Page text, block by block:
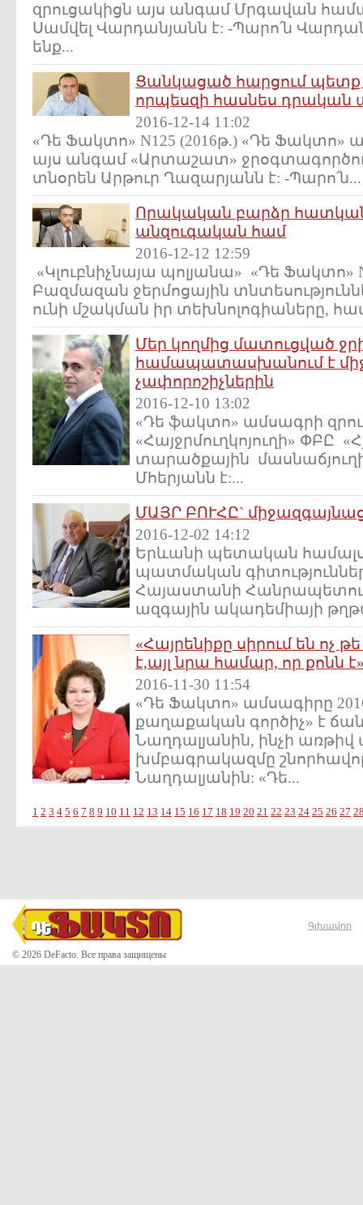
զրուցակիցն այս անգամ Մրգավան
Սամվել Վարդանյանն է: -Պարո՛ն
ենք...
Ցանկացած հարցում պետք
որպեսզի հասնես դրական
2016-12-14 11:02
«Դե Ֆակտո» N125 (2016թ.) «Դե Ֆակտո»
այս անգամ «Արտաշատ»
տնօրեն Արթուր Ղազարյանն է: -Պարո՛ն...
Որակական բարձր
անզուգական համ
2016-12-12 12:59
«Կլուբնիչնայա պոլյանա» «Դե Ֆակտո»
Բազմազան ջերմոցային
ունի մշակման իր տեխնոլոգիաները,
Մեր կողմից մատուցված
համապատասխանում է
չափորոշիչներին
2016-12-10 13:02
«Դե ֆակտո» ամսագրի
«Հայջրմուղկոյուղի» ՓԲԸ
տարածքային
Մհերյանն է:...
ՄԱՅՐ ԲՈՒՀԸ`
2016-12-02 14:12
Երևանի պետական
պատմական
Հայաստանի
ազգային ակադեմիայի
«Հայրենիքը սիրում են ոչ
է,այլ նրա համար, որ քոնն
2016-11-30 11:54
«Դե Ֆակտո» ամսագիրը
քաղաքական գործիչ» է
Նաղդալյանին, ինչի
խմբագրակազմը
Նաղդալյանին: «Դե...
1 2 3 4 5 6 7 8 9 10 11 12 13 14 15 16 17 18 19 20 21 22 23 24 25 26 27
© 2026 DeFacto. Все права защищены
Գլխավոր